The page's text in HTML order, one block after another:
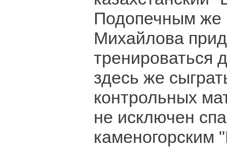
Подопечным же
Михайлова
тренироваться
здесь же
контрольных
не исключен
каменогорским